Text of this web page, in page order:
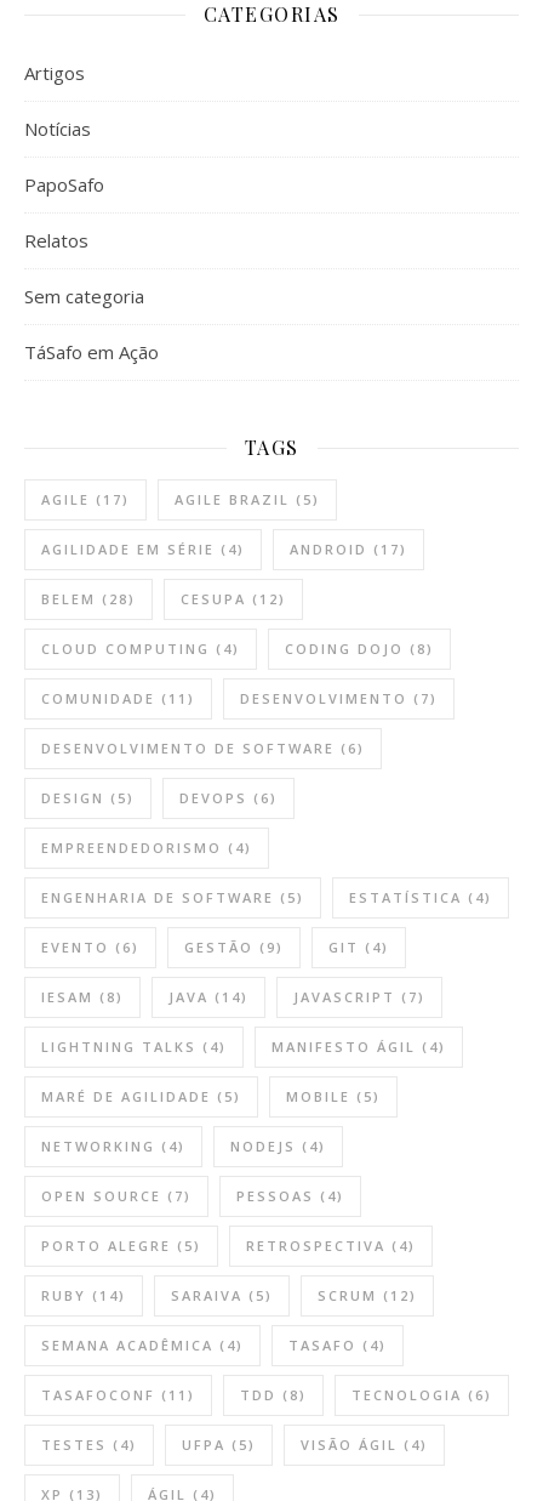
CATEGORIAS
Artigos
Notícias
PapoSafo
Relatos
Sem categoria
TáSafo em Ação
TAGS
AGILE (17) AGILE BRAZIL (5)
AGILIDADE EM SÉRIE (4) ANDROID (17)
BELEM (28) CESUPA (12)
CLOUD COMPUTING (4) CODING DOJO (8)
COMUNIDADE (11) DESENVOLVIMENTO (7)
DESENVOLVIMENTO DE SOFTWARE (6)
DESIGN (5) DEVOPS (6)
EMPREENDEDORISMO (4)
ENGENHARIA DE SOFTWARE (5) ESTATÍSTICA (4)
EVENTO (6) GESTÃO (9) GIT (4)
IESAM (8) JAVA (14) JAVASCRIPT (7)
LIGHTNING TALKS (4) MANIFESTO ÁGIL (4)
MARÉ DE AGILIDADE (5) MOBILE (5)
NETWORKING (4) NODEJS (4)
OPEN SOURCE (7) PESSOAS (4)
PORTO ALEGRE (5) RETROSPECTIVA (4)
RUBY (14) SARAIVA (5) SCRUM (12)
SEMANA ACADÊMICA (4) TASAFO (4)
TASAFOCONF (11) TDD (8) TECNOLOGIA (6)
TESTES (4) UFPA (5) VISÃO ÁGIL (4)
XP (13) ÁGIL (4)